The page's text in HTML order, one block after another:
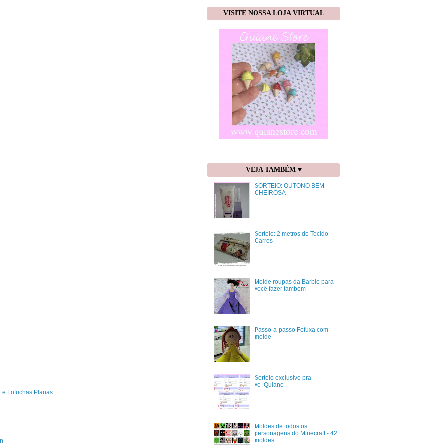
e Fofuchas Planas
VISITE NOSSA LOJA VIRTUAL
VEJA TAMBÉM ♥
SORTEIO: OUTONO BEM
CHEIROSA
Sorteio: 2 metros de Tecido
Carros
Molde roupas da Barbie para
você fazer também
Passo-a-passo Fofuxa com
molde
Sorteio exclusivo pra
vc_Quiane
Moldes de todos os
personagens do Minecraft - 42
moldes